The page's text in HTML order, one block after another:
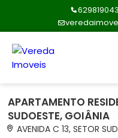
APARTAMENTO
SUDOESTE, GOIÂNIA
AVENIDA C 13, SETOR